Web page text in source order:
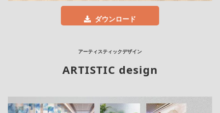
ダウンロード
アーティスティックデザイン
ARTISTIC design